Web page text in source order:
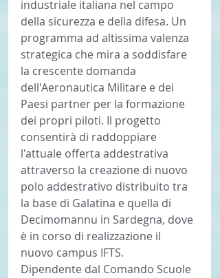
industriale italiana nel campo
della sicurezza e della difesa. Un
programma ad altissima valenza
strategica che mira a soddisfare
la crescente domanda
dell'Aeronautica Militare e dei
Paesi partner per la formazione
dei propri piloti. Il progetto
consentirà di raddoppiare
l'attuale offerta addestrativa
attraverso la creazione di nuovo
polo addestrativo distribuito tra
la base di Galatina e quella di
Decimomannu in Sardegna, dove
è in corso di realizzazione il
nuovo campus IFTS.
Dipendente dal Comando Scuole